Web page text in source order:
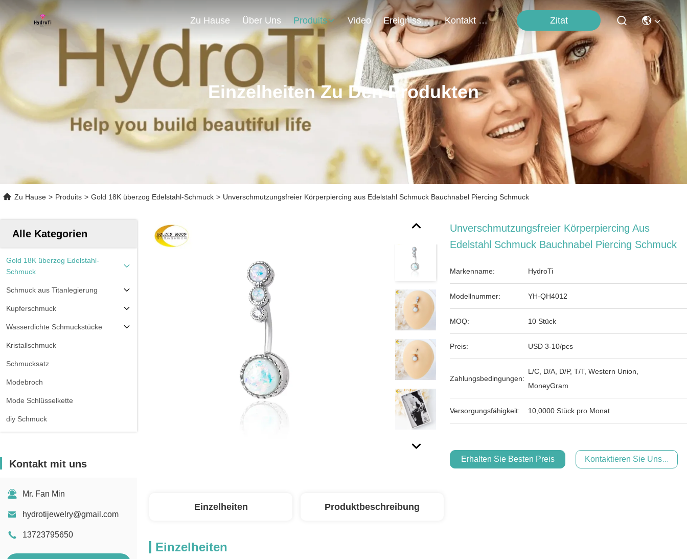
Zu Hause Über Uns Produits Video Ereignisse Kontakt Mit Uns Zitat
Einzelheiten Zu Den Produkten
Zu Hause > Produits > Gold 18K überzog Edelstahl-Schmuck > Unverschmutzungsfreier Körperpiercing aus Edelstahl Schmuck Bauchnabel Piercing Schmuck
Alle Kategorien
Gold 18K überzog Edelstahl-
Schmuck
Schmuck aus Titanlegierung
Kupferschmuck
Wasserdichte Schmuckstücke
Kristallschmuck
Schmucksatz
Modebroch
Mode Schlüsselkette
diy Schmuck
Kontakt mit uns
Mr. Fan Min
hydrotijewelry@gmail.com
13723795650
Unverschmutzungsfreier Körperpiercing Aus
Edelstahl Schmuck Bauchnabel Piercing Schmuck
Markenname: HydroTi
Modellnummer: YH-QH4012
MOQ: 10 Stück
Preis: USD 3-10/pcs
Zahlungsbedingungen:
L/C, D/A, D/P, T/T, Western Union,
MoneyGram
Versorgungsfähigkeit: 10,0000 Stück pro Monat
Erhalten Sie Besten Preis Kontaktieren Sie Uns Jetzt
Einzelheiten Produktbeschreibung
Einzelheiten